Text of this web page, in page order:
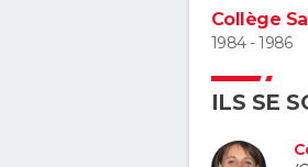
Collège
1984 - 1986
ILS SE